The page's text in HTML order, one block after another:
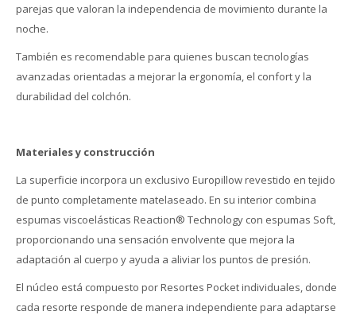
parejas que valoran la independencia de movimiento durante la
noche.
También es recomendable para quienes buscan tecnologías
avanzadas orientadas a mejorar la ergonomía, el confort y la
durabilidad del colchón.
Materiales y construcción
La superficie incorpora un exclusivo Europillow revestido en tejido
de punto completamente matelaseado. En su interior combina
espumas viscoelásticas Reaction® Technology con espumas Soft,
proporcionando una sensación envolvente que mejora la
adaptación al cuerpo y ayuda a aliviar los puntos de presión.
El núcleo está compuesto por Resortes Pocket individuales, donde
cada resorte responde de manera independiente para adaptarse